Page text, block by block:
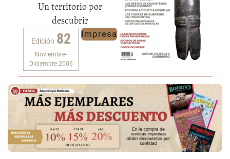
Un territorio por
descubrir
Edición 82
Noviembre-
Diciembre 2006
Impresa